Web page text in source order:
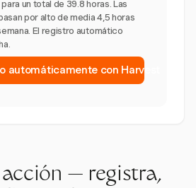
un total de 39.8 horas. Las
por alto de media 4,5 horas
El registro automático
automáticamente con Harvest
— registra,